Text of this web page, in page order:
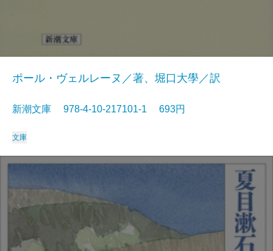
ポール・ヴェルレーヌ／著、堀口大學／訳
新潮文庫 978-4-10-217101-1 693円
文庫